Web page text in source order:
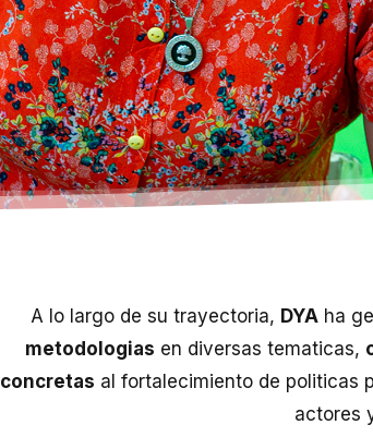
A lo largo de su trayectoria, DYAha
metodologias en diversas tematicas,
concretas al fortalecimiento de politicas
actores